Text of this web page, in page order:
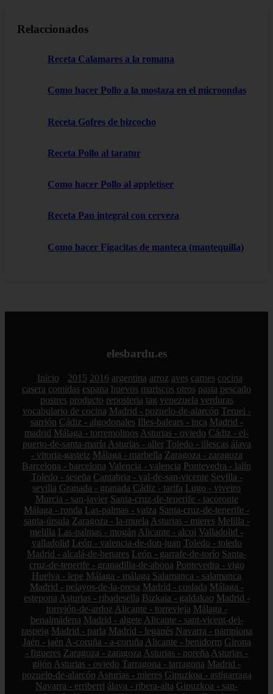
Relaccionados
Receta Calamares a la romana
Como hacer Pollo a la mostaza en el microondas
Receta Gofres de bizcocho
Receta Pollo al taratur
Como hacer Pollo al appletiser
Receta Pan integral con cerveza
Como hacer Figacitas de manteca (mantequilla)
elesbardu.es
Inicio 2015 2016 argentina arroz aves carnes cocina
casera comidas espana huevos mariscos otros pasta pescado
postres producto reposteria tag venezuela verduras
vocabulario de cocina Madrid - pozuelo-de-alarcón Teruel -
sarrión Cádiz - algodonales Illes-balears - inca Madrid -
madrid Málaga - torremolinos Asturias - oviedo Cádiz - el-
puerto-de-santa-maría Asturias - aller Toledo - illescas álava
- vitoria-gasteiz Málaga - marbella Zaragoza - zaragoza
Barcelona - barcelona Valencia - valencia Pontevedra - lalín
Toledo - seseña Cantabria - val-de-san-vicente Sevilla -
sevilla Granada - granada Cádiz - tarifa Lugo - viveiro
Murcia - san-javier Santa-cruz-de-tenerife - tacoronte
Málaga - ronda Las-palmas - yaiza Santa-cruz-de-tenerife -
santa-úrsula Zaragoza - la-muela Asturias - mieres Melilla -
melilla Las-palmas - mogán Alicante - alcoi Valladolid -
valladolid León - valencia-de-don-juan Toledo - toledo
Madrid - alcalá-de-henares León - garrafe-de-torío Santa-
cruz-de-tenerife - granadilla-de-abona Pontevedra - vigo
Huelva - lepe Málaga - málaga Salamanca - salamanca
Madrid - pelayos-de-la-presa Madrid - coslada Málaga -
estepona Asturias - ribadesella Bizkaia - galdakao Madrid -
torrejón-de-ardoz Alicante - torrevieja Málaga -
benalmádena Madrid - algete Alicante - sant-vicent-del-
raspeig Madrid - parla Madrid - leganés Navarra - pamplona
Jaén - jaén A-coruña - a-coruña Alicante - benidorm Girona
- figueres Zaragoza - zaragoza Asturias - noreña Asturias -
gijón Asturias - oviedo Tarragona - tarragona Madrid -
pozuelo-de-alarcón Asturias - mieres Gipuzkoa - astigarraga
Navarra - erriberri álava - ribera-alta Gipuzkoa - san-